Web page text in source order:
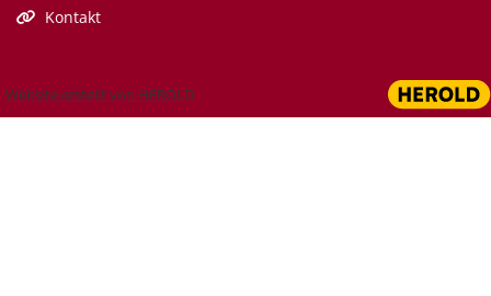
 Kontakt
Website erstellt von HEROLD